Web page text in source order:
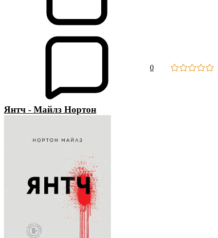
0
Янтч - Майлз Нортон